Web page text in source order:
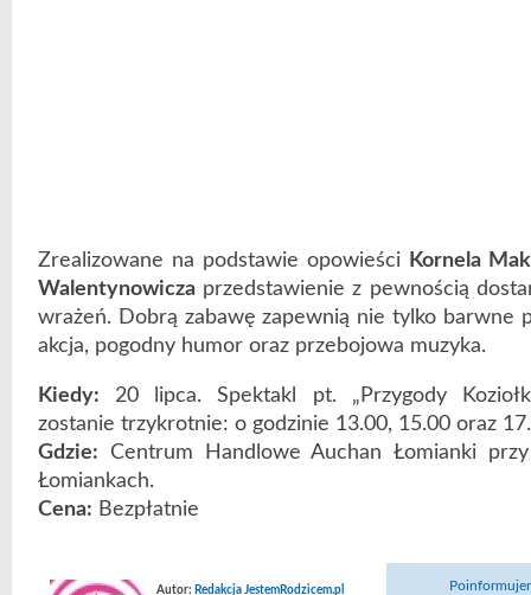
Zrealizowane na podstawie opowieści
Kornela
Walentynowicza przedstawienie z pewnością
wrażeń. Dobrą zabawę zapewnią nie tylko barwne
akcja, pogodny humor oraz przebojowa muzyka.
Kiedy: 20 lipca. Spektakl pt. „Przygody
zostanie trzykrotnie: o godzinie 13.00, 15.00 oraz
Gdzie: Centrum Handlowe Auchan Łomianki
Łomiankach.
Cena: Bezpłatnie
Autor: Redakcja JestemRodzicem.pl